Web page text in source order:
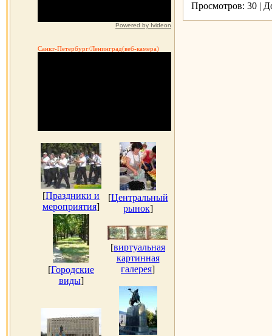
Powered by Ivideon
Санкт-Петербург/Ленинград(веб-камера)
[Праздники и
мероприятия]
[Центральный
рынок]
[Городские
виды]
[виртуальная
картинная
галерея]
Просмотров: 30 |